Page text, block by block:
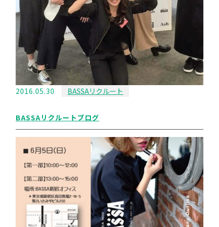
2016.05.30 BASSAリクルート
BASSAリクルートブログ